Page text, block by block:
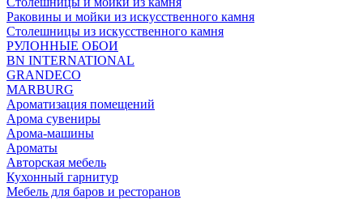
Раковины и мойки из искусственного камня
Столешницы из искусственного камня
РУЛОННЫЕ ОБОИ
BN INTERNATIONAL
GRANDECO
MARBURG
Ароматизация помещений
Арома сувениры
Арома-машины
Ароматы
Авторская мебель
Кухонный гарнитур
Мебель для баров и ресторанов